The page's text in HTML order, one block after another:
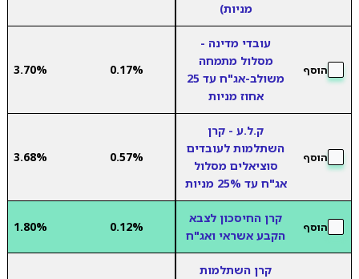
מניות)
הוסף
עובדי מדינה -
מסלול מתמחה
משולב-אג"ח עד 25
אחוז מניות
0.17%
3.70%
הוסף
ק.ל.ע - קרן
השתלמות לעובדים
סוציאלים מסלול
אג"ח עד 25% מניות
0.57%
3.68%
הוסף
קרן החיסכון לצבא
הקבע אשראי ואג"ח
0.12%
1.80%
קרן השתלמות